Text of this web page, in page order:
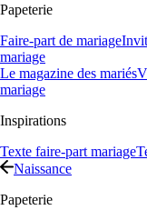
Papeterie
Faire-part de mariage
mariage
Le magazine des mariés
mariage
Inspirations
Texte faire-part mariage
Naissance
Papeterie